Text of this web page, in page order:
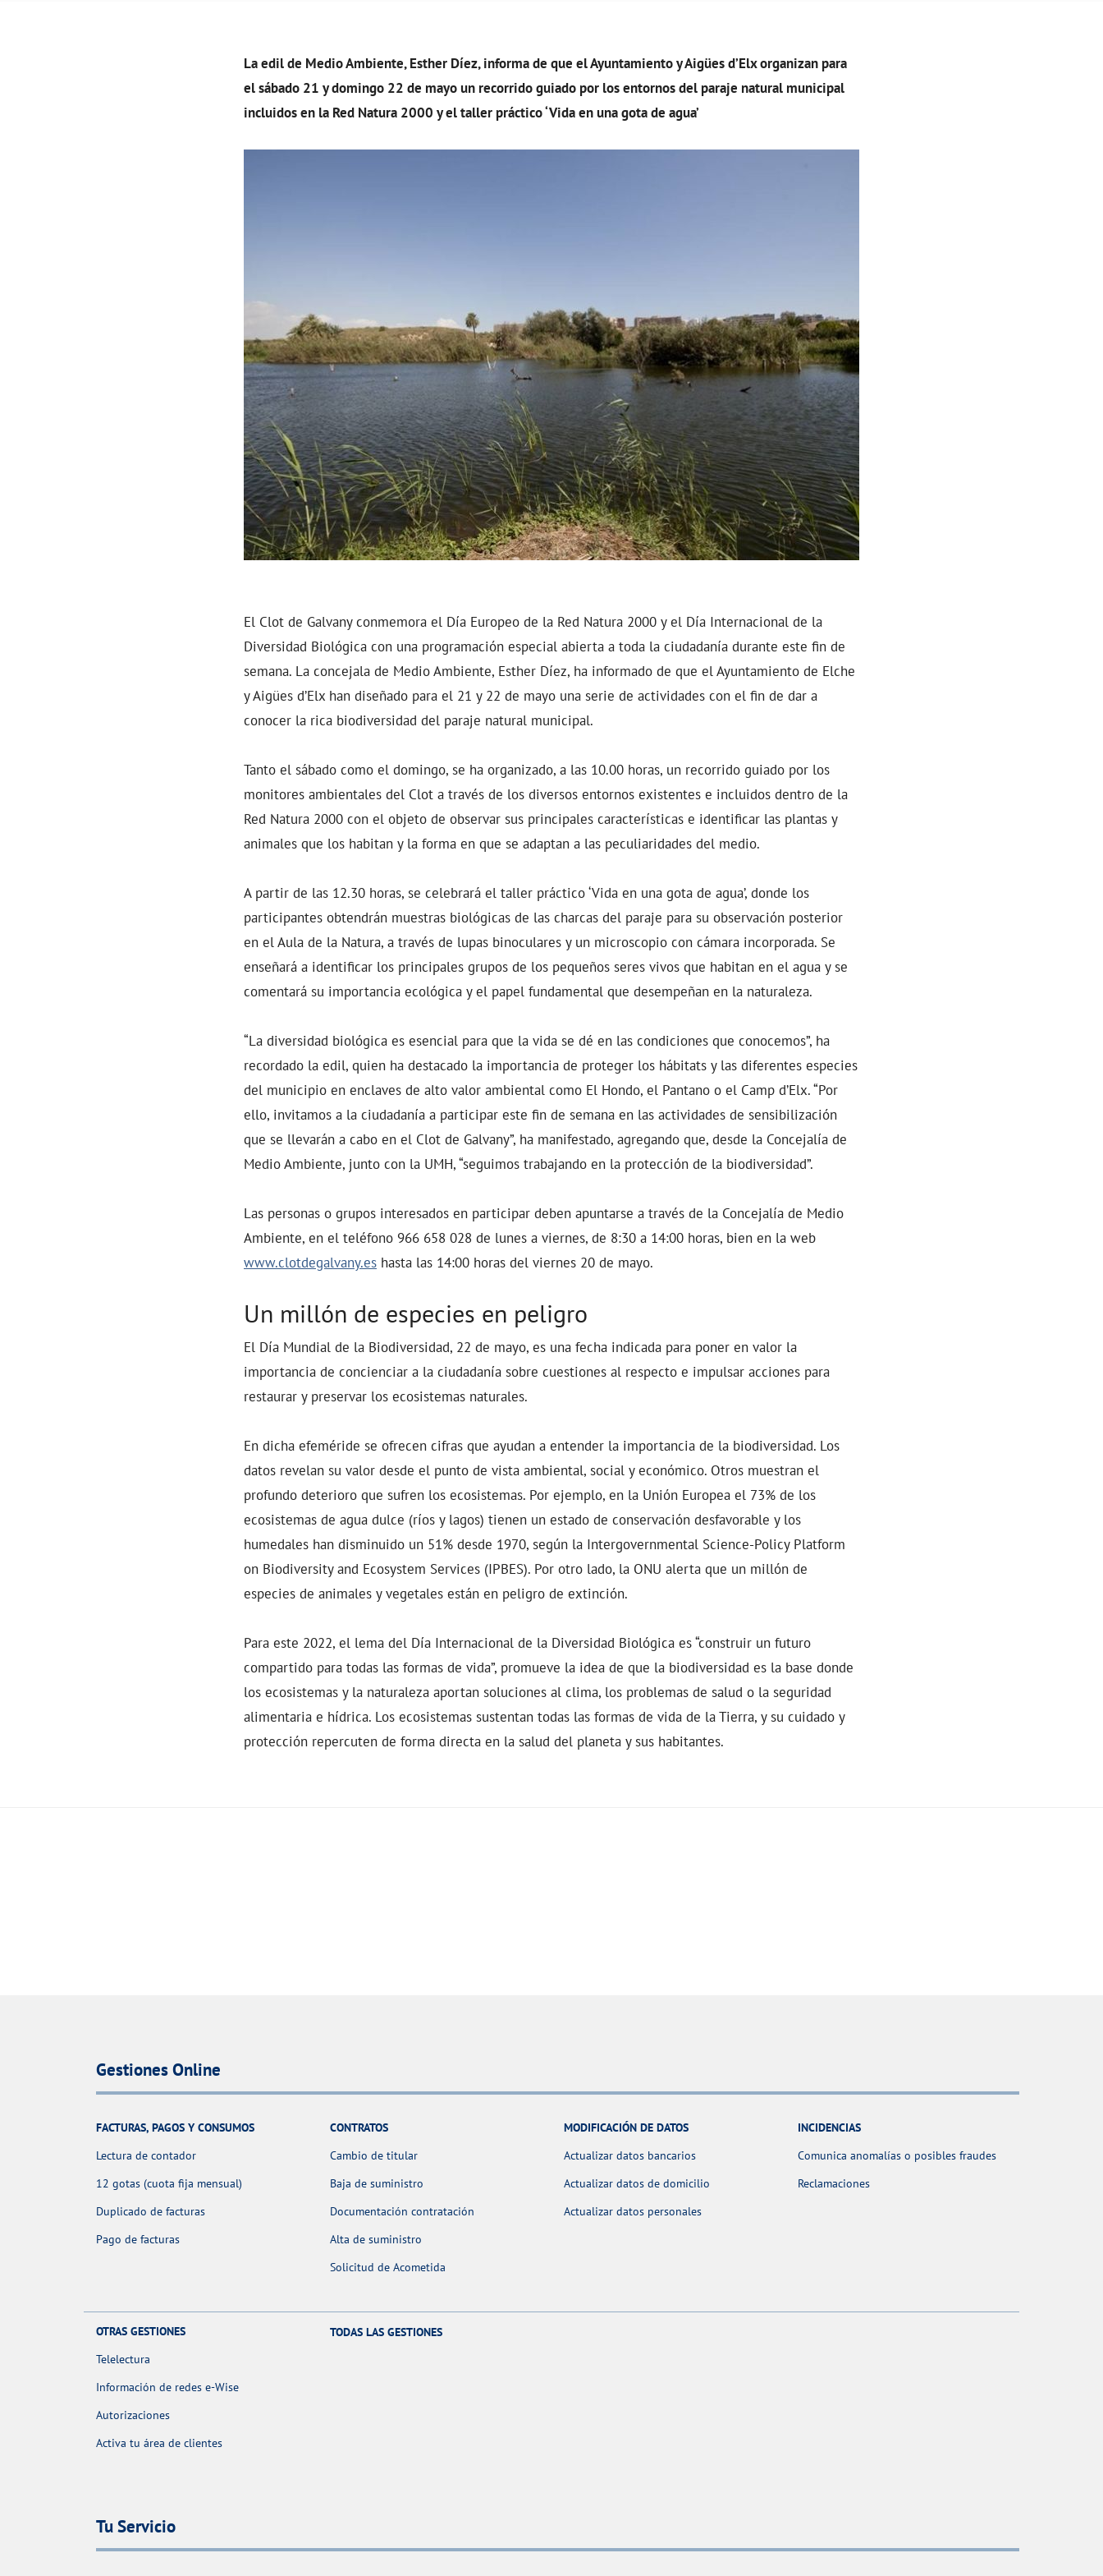
La edil de Medio Ambiente, Esther Díez, informa de que el Ayuntamiento y Aigües d’Elx organizan para
el sábado 21 y domingo 22 de mayo un recorrido guiado por los entornos del paraje natural municipal
incluidos en la Red Natura 2000 y el taller práctico ‘Vida en una gota de agua’
El Clot de Galvany conmemora el Día Europeo de la Red Natura 2000 y el Día Internacional de la
Diversidad Biológica con una programación especial abierta a toda la ciudadanía durante este fin de
semana. La concejala de Medio Ambiente, Esther Díez, ha informado de que el Ayuntamiento de Elche
y Aigües d’Elx han diseñado para el 21 y 22 de mayo una serie de actividades con el fin de dar a
conocer la rica biodiversidad del paraje natural municipal.
Tanto el sábado como el domingo, se ha organizado, a las 10.00 horas, un recorrido guiado por los
monitores ambientales del Clot a través de los diversos entornos existentes e incluidos dentro de la
Red Natura 2000 con el objeto de observar sus principales características e identificar las plantas y
animales que los habitan y la forma en que se adaptan a las peculiaridades del medio.
A partir de las 12.30 horas, se celebrará el taller práctico ‘Vida en una gota de agua’, donde los
participantes obtendrán muestras biológicas de las charcas del paraje para su observación posterior
en el Aula de la Natura, a través de lupas binoculares y un microscopio con cámara incorporada. Se
enseñará a identificar los principales grupos de los pequeños seres vivos que habitan en el agua y se
comentará su importancia ecológica y el papel fundamental que desempeñan en la naturaleza.
“La diversidad biológica es esencial para que la vida se dé en las condiciones que conocemos”, ha
recordado la edil, quien ha destacado la importancia de proteger los hábitats y las diferentes especies
del municipio en enclaves de alto valor ambiental como El Hondo, el Pantano o el Camp d’Elx. “Por
ello, invitamos a la ciudadanía a participar este fin de semana en las actividades de sensibilización
que se llevarán a cabo en el Clot de Galvany”, ha manifestado, agregando que, desde la Concejalía de
Medio Ambiente, junto con la UMH, “seguimos trabajando en la protección de la biodiversidad”.
Las personas o grupos interesados en participar deben apuntarse a través de la Concejalía de Medio
Ambiente, en el teléfono 966 658 028 de lunes a viernes, de 8:30 a 14:00 horas, bien en la web
www.clotdegalvany.es hasta las 14:00 horas del viernes 20 de mayo.
Un millón de especies en peligro
El Día Mundial de la Biodiversidad, 22 de mayo, es una fecha indicada para poner en valor la
importancia de concienciar a la ciudadanía sobre cuestiones al respecto e impulsar acciones para
restaurar y preservar los ecosistemas naturales.
En dicha efeméride se ofrecen cifras que ayudan a entender la importancia de la biodiversidad. Los
datos revelan su valor desde el punto de vista ambiental, social y económico. Otros muestran el
profundo deterioro que sufren los ecosistemas. Por ejemplo, en la Unión Europea el 73% de los
ecosistemas de agua dulce (ríos y lagos) tienen un estado de conservación desfavorable y los
humedales han disminuido un 51% desde 1970, según la Intergovernmental Science-Policy Platform
on Biodiversity and Ecosystem Services (IPBES). Por otro lado, la ONU alerta que un millón de
especies de animales y vegetales están en peligro de extinción.
Para este 2022, el lema del Día Internacional de la Diversidad Biológica es “construir un futuro
compartido para todas las formas de vida”, promueve la idea de que la biodiversidad es la base donde
los ecosistemas y la naturaleza aportan soluciones al clima, los problemas de salud o la seguridad
alimentaria e hídrica. Los ecosistemas sustentan todas las formas de vida de la Tierra, y su cuidado y
protección repercuten de forma directa en la salud del planeta y sus habitantes.
Gestiones Online
FACTURAS, PAGOS Y CONSUMOS
Lectura de contador
12 gotas (cuota fija mensual)
Duplicado de facturas
Pago de facturas
CONTRATOS
Cambio de titular
Baja de suministro
Documentación contratación
Alta de suministro
Solicitud de Acometida
MODIFICACIÓN DE DATOS
Actualizar datos bancarios
Actualizar datos de domicilio
Actualizar datos personales
INCIDENCIAS
Comunica anomalías o posibles fraudes
Reclamaciones
OTRAS GESTIONES
Telelectura
Información de redes e-Wise
Autorizaciones
Activa tu área de clientes
TODAS LAS GESTIONES
Tu Servicio